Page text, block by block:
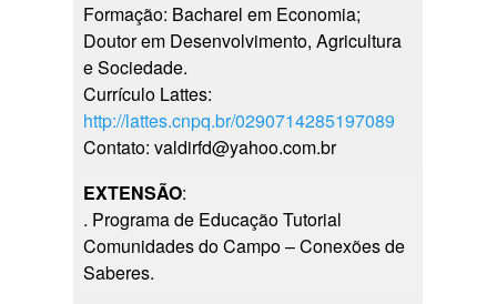
Formação: Bacharel em Economia;
Doutor em Desenvolvimento, Agricultura
e Sociedade.
Currículo Lattes:
http://lattes.cnpq.br/0290714285197089
Contato: valdirfd@yahoo.com.br
EXTENSÃO:
. Programa de Educação Tutorial
Comunidades do Campo – Conexões de
Saberes.